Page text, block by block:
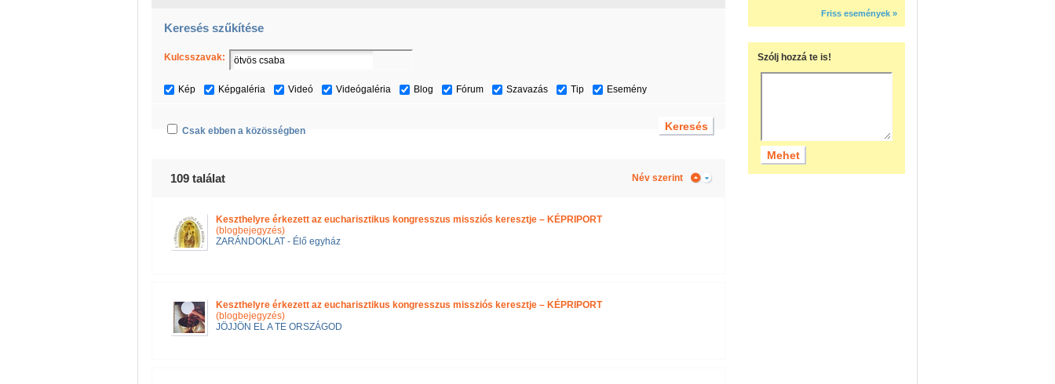
Keresés szűkítése
Kulcsszavak:
Kép Képgaléria Videó Videógaléria Blog Fórum Szavazás Tip Esemény
Csak ebben a közösségben
109 találat Név szerint
Keszthelyre érkezett az eucharisztikus kongresszus missziós keresztje – KÉPRIPORT
(blogbejegyzés)
ZARÁNDOKLAT - Élő egyház
Keszthelyre érkezett az eucharisztikus kongresszus missziós keresztje – KÉPRIPORT
(blogbejegyzés)
JÖJJÖN EL A TE ORSZÁGOD
Friss események »
Szólj hozzá te is!